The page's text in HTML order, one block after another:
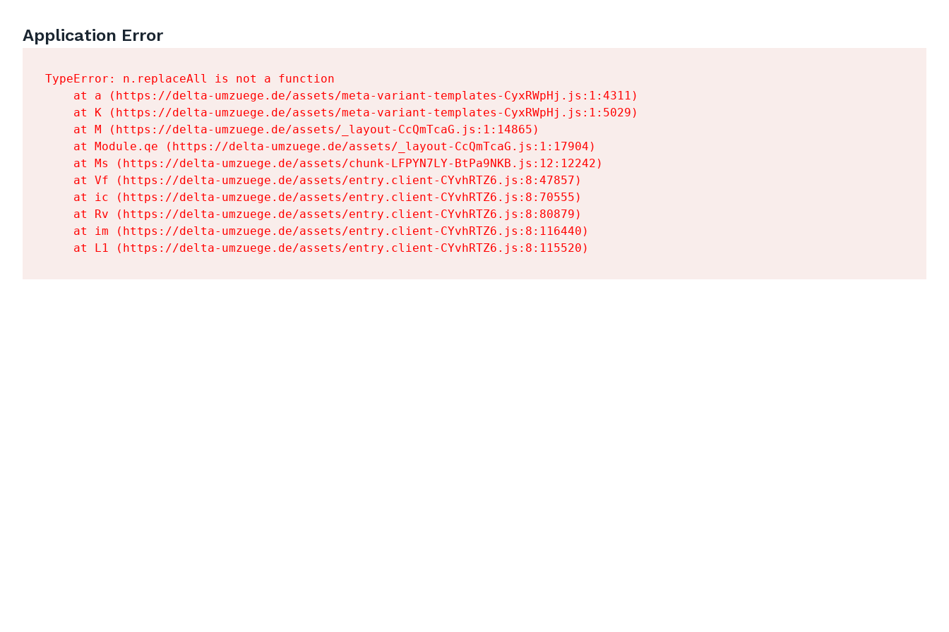
Application Error
TypeError: n.replaceAll is not a function
    at a (https://delta-umzuege.de/assets/meta-variant-templates-CyxRWpHj.js:1:4311)
    at K (https://delta-umzuege.de/assets/meta-variant-templates-CyxRWpHj.js:1:5029)
    at M (https://delta-umzuege.de/assets/_layout-CcQmTcaG.js:1:14865)
    at Module.qe (https://delta-umzuege.de/assets/_layout-CcQmTcaG.js:1:17904)
    at Ms (https://delta-umzuege.de/assets/chunk-LFPYN7LY-BtPa9NKB.js:12:12242)
    at Vf (https://delta-umzuege.de/assets/entry.client-CYvhRTZ6.js:8:47857)
    at ic (https://delta-umzuege.de/assets/entry.client-CYvhRTZ6.js:8:70555)
    at Rv (https://delta-umzuege.de/assets/entry.client-CYvhRTZ6.js:8:80879)
    at im (https://delta-umzuege.de/assets/entry.client-CYvhRTZ6.js:8:116440)
    at L1 (https://delta-umzuege.de/assets/entry.client-CYvhRTZ6.js:8:115520)